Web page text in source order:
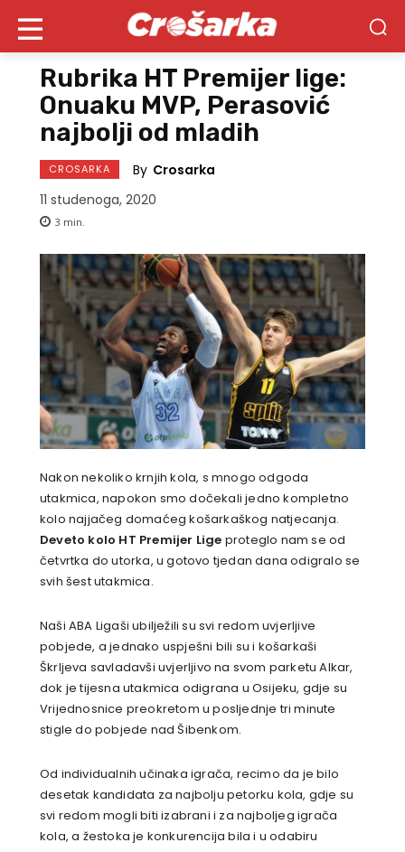
Rubrika HT Premijer lige:
Onuaku MVP, Perasović
najbolji od mladih
CROSARKA By Crosarka
11 studenoga, 2020
3 min.
Nakon nekoliko krnjih kola, s mnogo odgoda
utakmica, napokon smo dočekali jedno kompletno
kolo najjačeg domaćeg košarkaškog natjecanja.
Deveto kolo HT Premijer Lige proteglo nam se od
četvrtka do utorka, u gotovo tjedan dana odigralo se
svih šest utakmica.
Naši ABA Ligaši ubilježili su svi redom uvjerljive
pobjede, a jednako uspješni bili su i košarkaši
Škrljeva savladavši uvjerljivo na svom parketu Alkar,
dok je tijesna utakmica odigrana u Osijeku, gdje su
Vrijednosnice preokretom u posljednje tri minute
stigle do pobjede nad Šibenkom.
Od individualnih učinaka igrača, recimo da je bilo
desetak kandidata za najbolju petorku kola, gdje su
svi redom mogli biti izabrani i za najboljeg igrača
kola, a žestoka je konkurencija bila i u odabiru